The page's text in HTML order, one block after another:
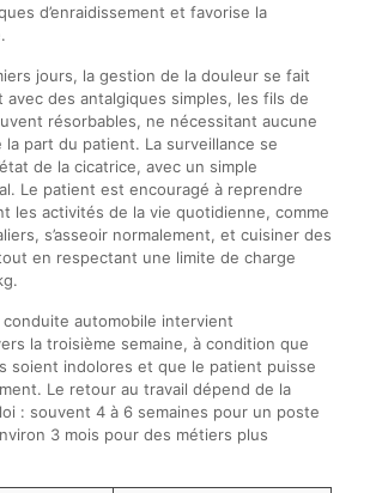
d’enraidissement et favorise la
jours, la gestion de la douleur se fait
avec des antalgiques simples, les fils de
résorbables, ne nécessitant aucune
la part du patient. La surveillance se
de la cicatrice, avec un simple
Le patient est encouragé à reprendre
les activités de la vie quotidienne, comme
s’asseoir normalement, et cuisiner des
en respectant une limite de charge
conduite automobile intervient
la troisième semaine, à condition que
soient indolores et que le patient puisse
Le retour au travail dépend de la
: souvent 4 à 6 semaines pour un poste
3 mois pour des métiers plus